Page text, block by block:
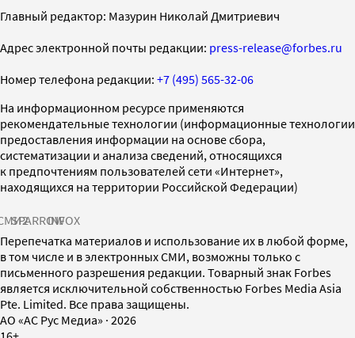
Главный редактор: Мазурин Николай Дмитриевич
Адрес электронной почты редакции: press-release@forbes.ru
Номер телефона редакции: +7 (495) 565-32-06
На информационном ресурсе применяются
рекомендательные технологии (информационные технологии
предоставления информации на основе сбора,
систематизации и анализа сведений, относящихся
к предпочтениям пользователей сети «Интернет»,
находящихся на территории Российской Федерации)
SPARROWINFOX
Перепечатка материалов и использование их в любой форме,
в том числе и в электронных СМИ, возможны только с
письменного разрешения редакции. Товарный знак Forbes
является исключительной собственностью Forbes Media Asia
Pte. Limited. Все права защищены.
AO «АС Рус Медиа» · 2026